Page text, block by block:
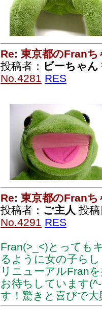
Re: 東京都のFranち
投稿者： ビーちゃん
No.4281 RES
Re: 東京都のFranち
投稿者： ご主人 投
No.4291 RES
Fran(>_<)とっても
るように女の子ら
リニューアルFran
お待ちしています
す！驚きと喜びで大